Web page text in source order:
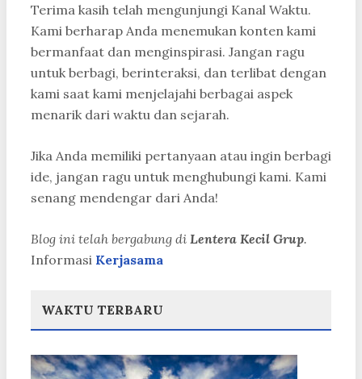
Terima kasih telah mengunjungi Kanal Waktu.
Kami berharap Anda menemukan konten kami
bermanfaat dan menginspirasi. Jangan ragu
untuk berbagi, berinteraksi, dan terlibat dengan
kami saat kami menjelajahi berbagai aspek
menarik dari waktu dan sejarah.
Jika Anda memiliki pertanyaan atau ingin berbagi
ide, jangan ragu untuk menghubungi kami. Kami
senang mendengar dari Anda!
Blog ini telah bergabung di Lentera Kecil Grup.
Informasi Kerjasama
WAKTU TERBARU